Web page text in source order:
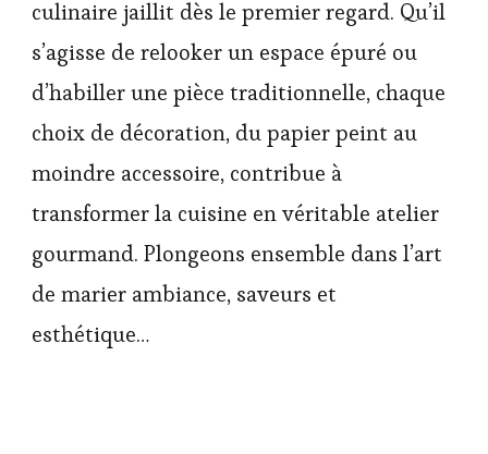
culinaire jaillit dès le premier regard. Qu’il
s’agisse de relooker un espace épuré ou
d’habiller une pièce traditionnelle, chaque
choix de décoration, du papier peint au
moindre accessoire, contribue à
transformer la cuisine en véritable atelier
gourmand. Plongeons ensemble dans l’art
de marier ambiance, saveurs et
esthétique…